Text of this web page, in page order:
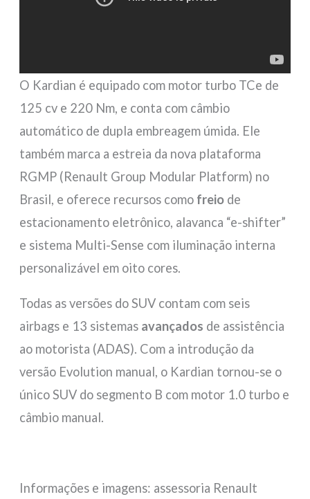
O Kardian é equipado com motor turbo TCe de
125 cv e 220 Nm, e conta com câmbio
automático de dupla embreagem úmida. Ele
também marca a estreia da nova plataforma
RGMP (Renault Group Modular Platform) no
Brasil, e oferece recursos como freio de
estacionamento eletrônico, alavanca “e-shifter”
e sistema Multi-Sense com iluminação interna
personalizável em oito cores.
Todas as versões do SUV contam com seis
airbags e 13 sistemas avançados de assistência
ao motorista (ADAS). Com a introdução da
versão Evolution manual, o Kardian tornou-se o
único SUV do segmento B com motor 1.0 turbo e
câmbio manual.
Informações e imagens: assessoria Renault